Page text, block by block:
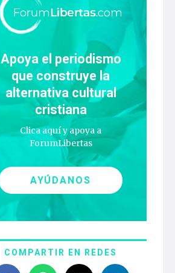
Apoya el periodismo
que construye la
alternativa cultural
cristiana
Clica aquí y apoya a
ForumLibertas
AYÚDANOS
COMPARTIR EN REDES